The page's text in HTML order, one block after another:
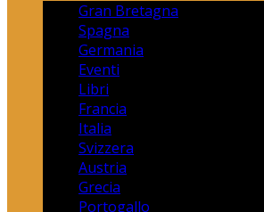
Gran Bretagna
Spagna
Germania
Eventi
Libri
Francia
Italia
Svizzera
Austria
Grecia
Portogallo